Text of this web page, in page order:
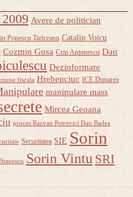
Avere de politician
Popescu Tariceanu Catalin Voicu
Cozmin Gusa Crin Antonescu Dan
Dezinformare
fiscala Hrebenciuc ICE Dunarea
manipulare mass
Mircea Geoana
proces Razvan Petrovici Dan Badea
Securitatea SIE Sorin
Sorin Vintu SRI